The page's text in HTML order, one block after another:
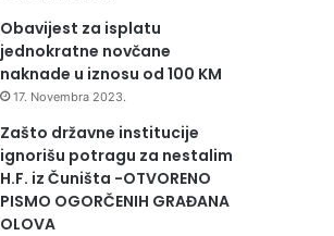
Obavijest za isplatu
jednokratne novčane
naknade u iznosu od 100 KM
17. Novembra 2023.
Zašto državne institucije
ignorišu potragu za nestalim
H.F. iz Čuništa -OTVORENO
PISMO OGORČENIH GRAĐANA
OLOVA